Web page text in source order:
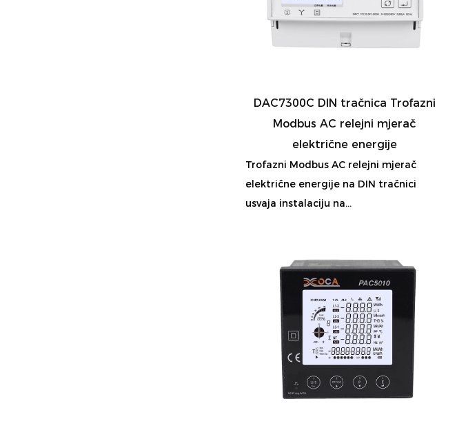
DAC7300C DIN tračnica Trofazni
Modbus AC relejni mjerač
električne energije
Trofazni Modbus AC relejni mjerač
električne energije na DIN tračnici
usvaja instalaciju na...